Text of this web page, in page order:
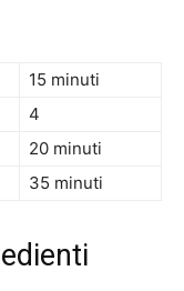
15 minuti
4
20 minuti
35 minuti